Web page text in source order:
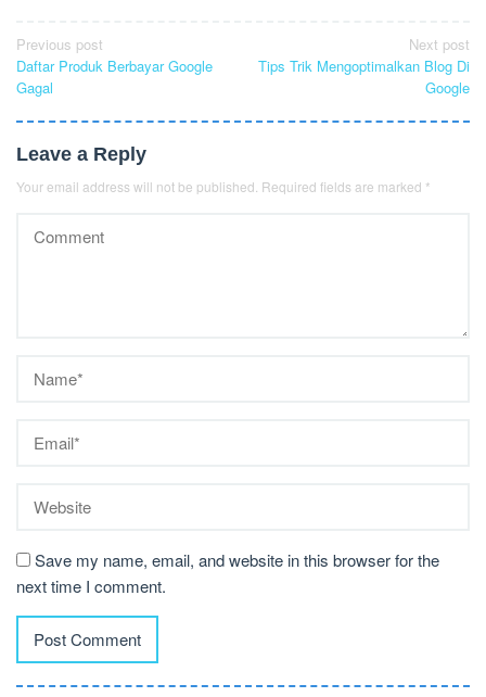
Post
navigation
Previous post
Daftar Produk Berbayar Google
Gagal
Next post
Tips Trik Mengoptimalkan Blog Di
Google
Leave a Reply
Your email address will not be published. Required fields are marked *
Save my name, email, and website in this browser for the
next time I comment.